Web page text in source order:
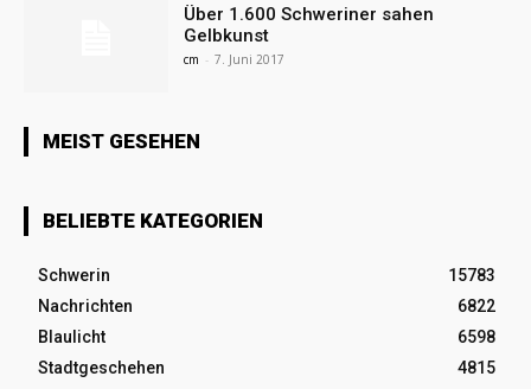
Über 1.600 Schweriner sahen
Gelbkunst
cm - 7. Juni 2017
MEIST GESEHEN
BELIEBTE KATEGORIEN
Schwerin
15783
Nachrichten
6822
Blaulicht
6598
Stadtgeschehen
4815